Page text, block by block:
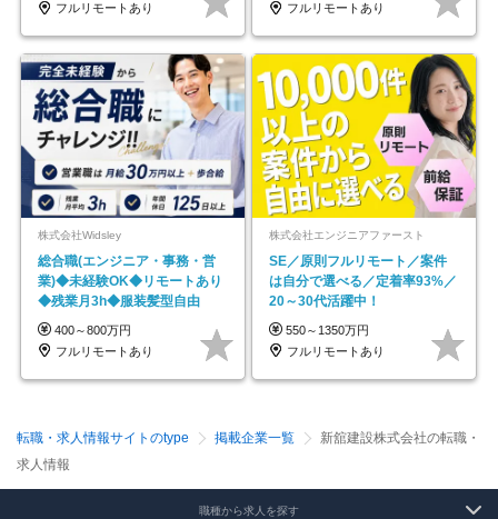
フルリモートあり
フルリモートあり
株式会社Widsley
総合職(エンジニア・事務・営
業)◆未経験OK◆リモートあり
◆残業月3h◆服装髪型自由
400～800万円
フルリモートあり
株式会社エンジニアファースト
SE／原則フルリモート／案件
は自分で選べる／定着率93%／
20～30代活躍中！
550～1350万円
フルリモートあり
転職・求人情報サイトのtype 掲載企業一覧
新舘建設株式会社の転職・
求人情報
職種から求人を探す